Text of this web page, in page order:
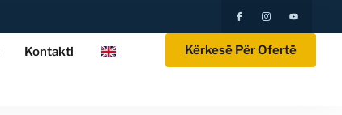
Kontakti Kërkesë Për Ofertë